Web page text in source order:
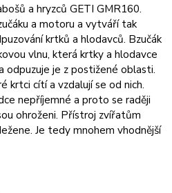
a hryzců GETI GMR160.
a motoru a vytváří tak
krtků a hlodavců. Bzučák
vlnu, která krtky a hlodavce
odpuzuje je z postižené oblasti.
krtci cítí a vzdalují se od nich.
nepříjemné a proto se raději
ohroženi. Přístroj zvířatům
Je tedy mnohem vhodnější